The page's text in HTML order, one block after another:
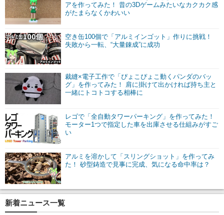
アを作ってみた！ 昔の3Dゲームみたいなカクカク感
がたまらなくかわいい
空き缶100個で「アルミインゴット」作りに挑戦！
失敗から一転、“大量錬成”に成功
裁縫×電子工作で「ぴょこぴょこ動くパンダのバッ
グ」を作ってみた！ 肩に掛けて出かければ持ち主と
一緒にトコトコする相棒に
レゴで「全自動タワーパーキング」を作ってみた！
モーター1つで指定した車を出庫させる仕組みがすご
い
アルミを溶かして「スリングショット」を作ってみ
た！ 砂型鋳造で見事に完成、気になる命中率は？
新着ニュース一覧